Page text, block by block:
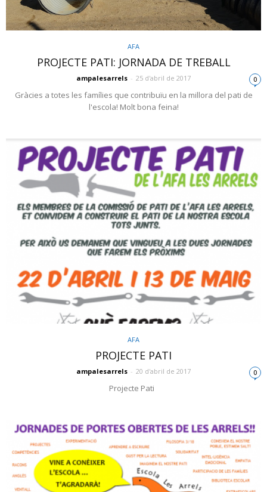
AFA
PROJECTE PATI: JORNADA DE TREBALL
ampalesarrels - 25 d'abril de 2017 0
Gràcies a totes les famílies que contribuïu en la millora del pati de
l'escola! Molt bona feina!
AFA
PROJECTE PATI
ampalesarrels - 20 d'abril de 2017 0
Projecte Pati